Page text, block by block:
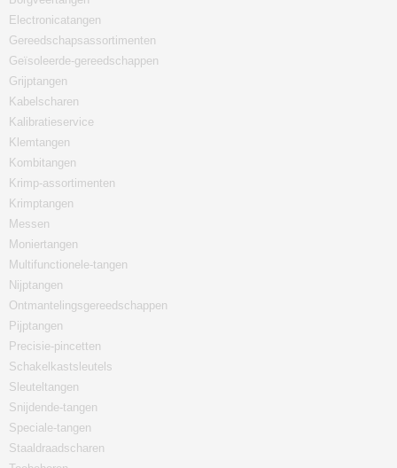
Electronicatangen
Gereedschapsassortimenten
Geïsoleerde-gereedschappen
Grijptangen
Kabelscharen
Kalibratieservice
Klemtangen
Kombitangen
Krimp-assortimenten
Krimptangen
Messen
Moniertangen
Multifunctionele-tangen
Nijptangen
Ontmantelingsgereedschappen
Pijptangen
Precisie-pincetten
Schakelkastsleutels
Sleuteltangen
Snijdende-tangen
Speciale-tangen
Staaldraadscharen